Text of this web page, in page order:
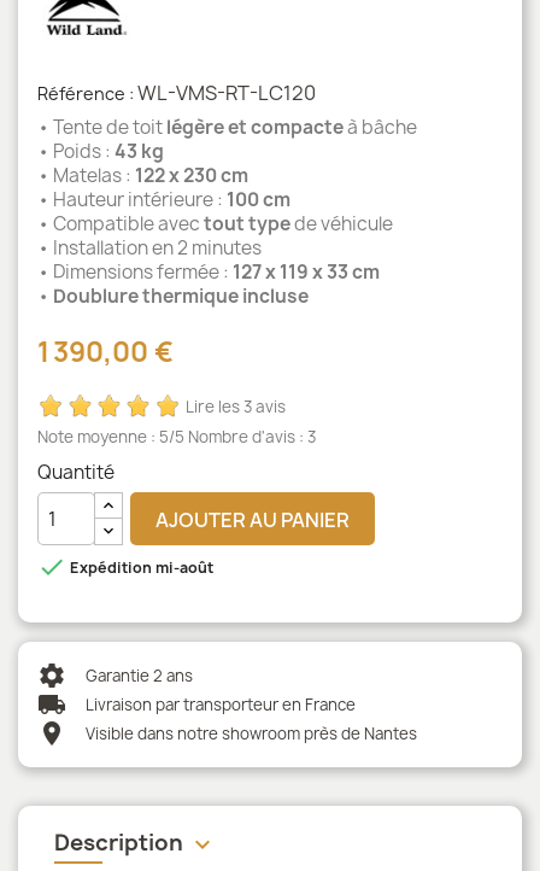
Référence : WL-VMS-RT-LC120
• Tente de toitlégère et compacteà bâche
• Poids : 43 kg
• Matelas : 122 x 230 cm
• Hauteur intérieure : 100 cm
• Compatible avectout typede véhicule
• Installation en 2 minutes
• Dimensions fermée : 127 x 119 x 33 cm
• Doublure thermique incluse
1 390,00 €
Lire les 3 avis
Note moyenne : 5/5 Nombre d'avis : 3
Quantité
AJOUTER AU PANIER
 Expédition mi-août
settings Garantie 2 ans
local_shipping Livraison par transporteur en France
location_on Visible dans notre showroom près de Nantes
Description keyboard_arrow_down